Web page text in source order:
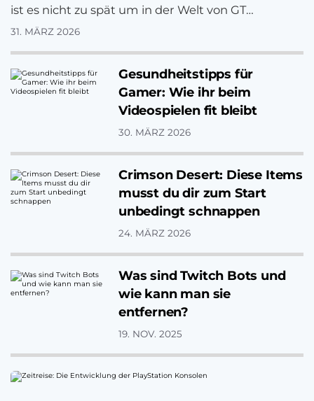
31. MÄRZ 2026
ist es nicht zu spät um in der Welt von GTA
V Spaß zu haben. Hier ein paar Tipps für
Gesundheitstipps für
Gamer: Wie ihr beim
Videospielen fit bleibt
30. MÄRZ 2026
Crimson Desert: Diese Items
musst du dir zum Start
unbedingt schnappen
24. MÄRZ 2026
Was sind Twitch Bots und
wie kann man sie
entfernen?
19. NOV. 2025